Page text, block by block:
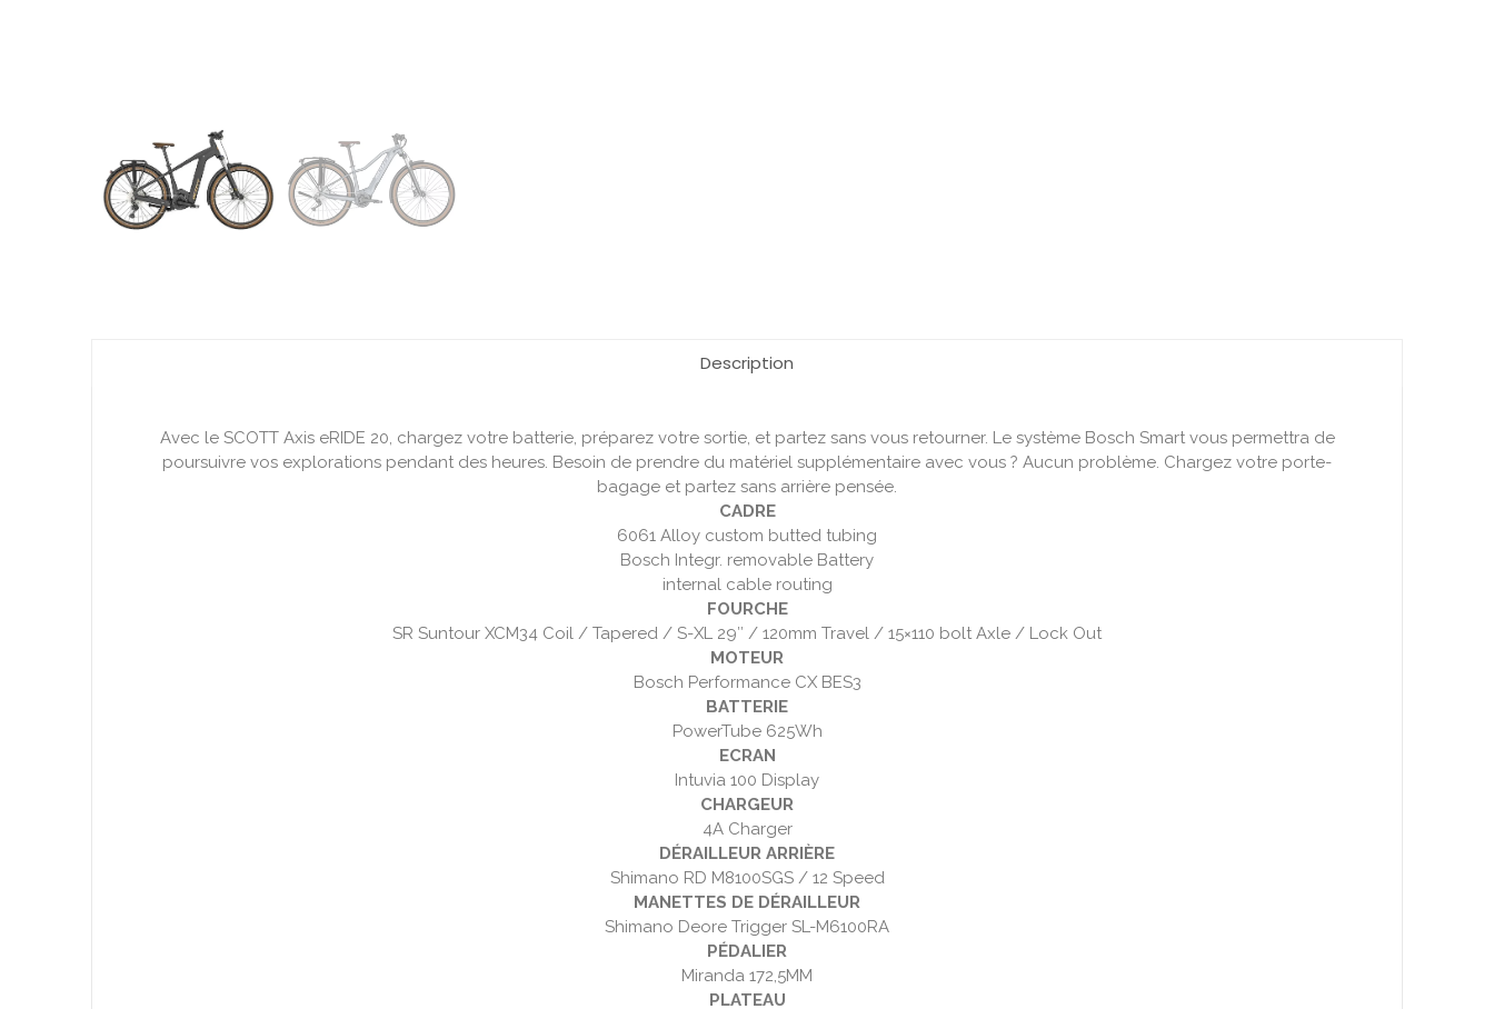
Description
Avec le SCOTT Axis eRIDE 20, chargez votre batterie, préparez votre sortie, et partez sans vous retourner. Le système Bosch Smart vous permettra de
poursuivre vos explorations pendant des heures. Besoin de prendre du matériel supplémentaire avec vous ? Aucun problème. Chargez votre porte-
bagage et partez sans arrière pensée.
CADRE
6061 Alloy custom butted tubing
Bosch Integr. removable Battery
internal cable routing
FOURCHE
SR Suntour XCM34 Coil / Tapered / S-XL 29″ / 120mm Travel / 15×110 bolt Axle / Lock Out
MOTEUR
Bosch Performance CX BES3
BATTERIE
PowerTube 625Wh
ECRAN
Intuvia 100 Display
CHARGEUR
4A Charger
DÉRAILLEUR ARRIÈRE
Shimano RD M8100SGS / 12 Speed
MANETTES DE DÉRAILLEUR
Shimano Deore Trigger SL-M6100RA
PÉDALIER
Miranda 172,5MM
PLATEAU